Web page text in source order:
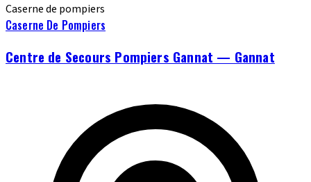
Caserne de pompiers
Caserne De Pompiers
Centre de Secours Pompiers Gannat — Gannat